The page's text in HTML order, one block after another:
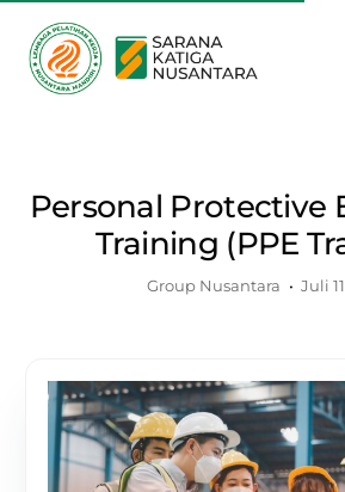
Personal Protective
Training (PPE
Group Nusantara Juli